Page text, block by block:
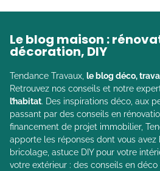
Le blog maison :
décoration, DIY
Tendance Travaux, le blog déco,
Retrouvez nos conseils et notre
l’habitat. Des inspirations déco, aux
passant par des conseils en
financement de projet immobilier,
apporte les réponses dont vous avez
bricolage, astuce DIY pour votre
votre extérieur : des conseils en déco